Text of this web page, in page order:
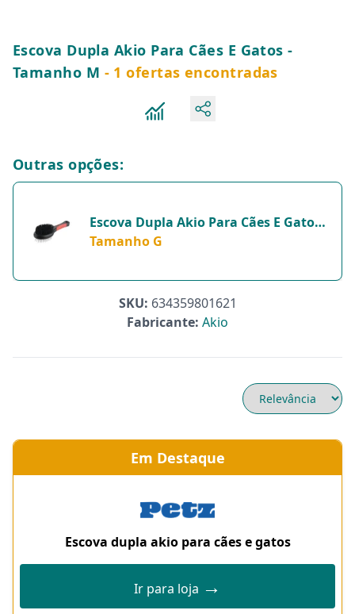
Escova Dupla Akio Para Cães E Gatos -
Tamanho M - 1 ofertas encontradas
Outras opções:
Escova Dupla Akio Para Cães E Gatos -
1 Unidade - Tamanho G
Tamanho G
SKU: 634359801621
Fabricante: Akio
Em Destaque
Escova dupla akio para cães e gatos
Ir para loja →